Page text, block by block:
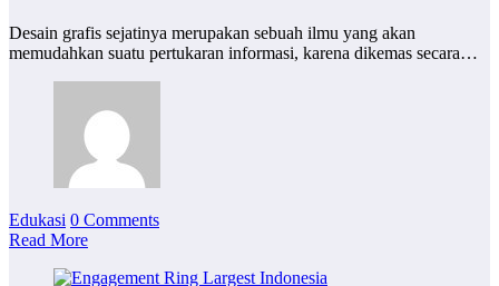
Desain grafis sejatinya merupakan sebuah ilmu yang akan
memudahkan suatu pertukaran informasi, karena dikemas secara…
Edukasi 0 Comments
Read More